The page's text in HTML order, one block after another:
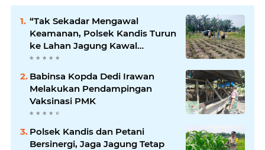
“Tak Sekadar Mengawal
Keamanan, Polsek Kandis Turun
ke Lahan Jagung Kawal
Ketahanan Pangan
Babinsa Kopda Dedi Irawan
Melakukan Pendampingan
Vaksinasi PMK
Polsek Kandis dan Petani
Bersinergi, Jaga Jagung Tetap